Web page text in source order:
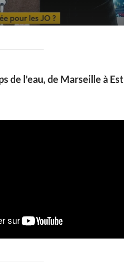
de l'eau, de Marseille à Est